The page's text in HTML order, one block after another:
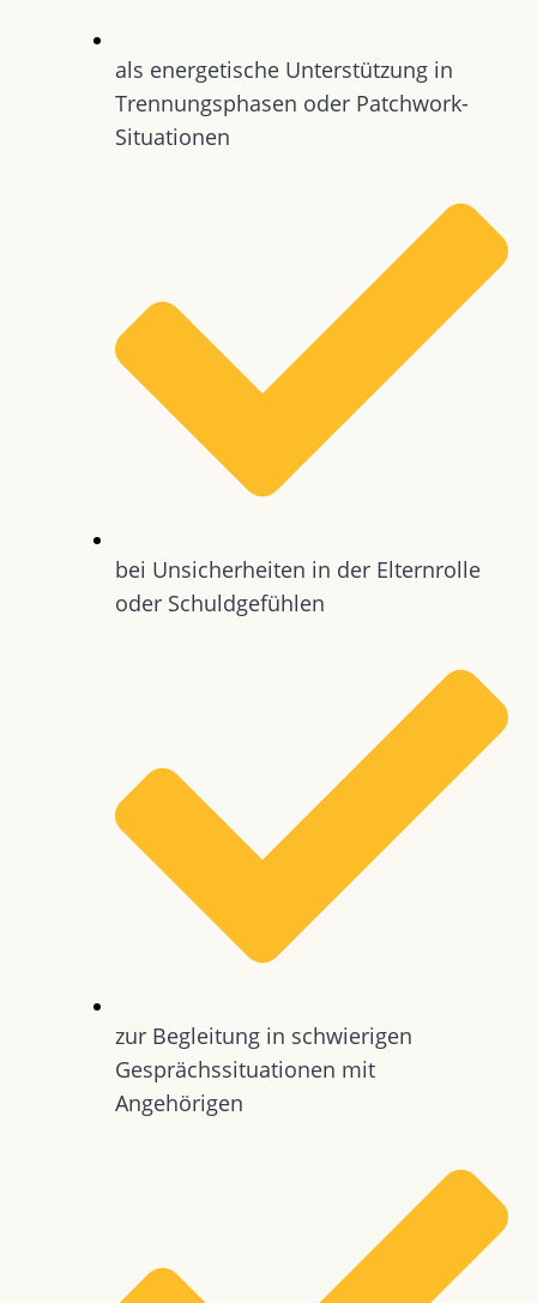
als energetische Unterstützung in
Trennungsphasen oder Patchwork-
Situationen
bei Unsicherheiten in der Elternrolle
oder Schuldgefühlen
zur Begleitung in schwierigen
Gesprächssituationen mit
Angehörigen